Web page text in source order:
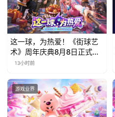
这一球，为热爱！《街球艺
术》周年庆典8月8日正式上
线，多重福利与全新内容同
13小时前
游戏业界